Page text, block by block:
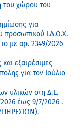
του χώρου του
για
προσωπικού Ι.Δ.Ο.Χ.
με αρ. 2349/2026
εξαιρέσιμες
για τον Ιούλιο
υλικών στη Δ.Ε.
έως 9/7/2026 .